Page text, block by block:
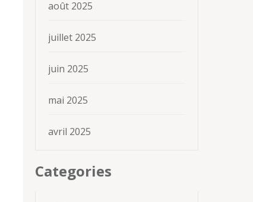
août 2025
juillet 2025
juin 2025
mai 2025
avril 2025
Categories